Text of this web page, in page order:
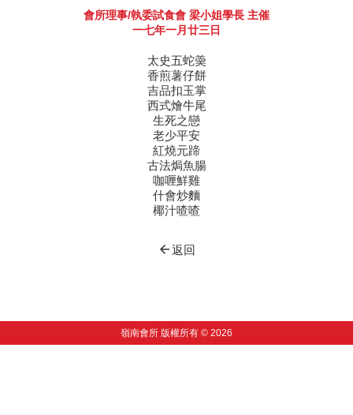
會所理事/執委試食會 梁小姐學長 主催
一七年一月廿三日
太史五蛇羮
香煎薯仔餅
吉品扣玉掌
西式燴牛尾
生死之戀
老少平安
紅燒元蹄
古法焗魚腸
咖喱鮮雞
什會炒麵
椰汁喳喳
arrow_back返回
嶺南會所 版權所有 © 2026